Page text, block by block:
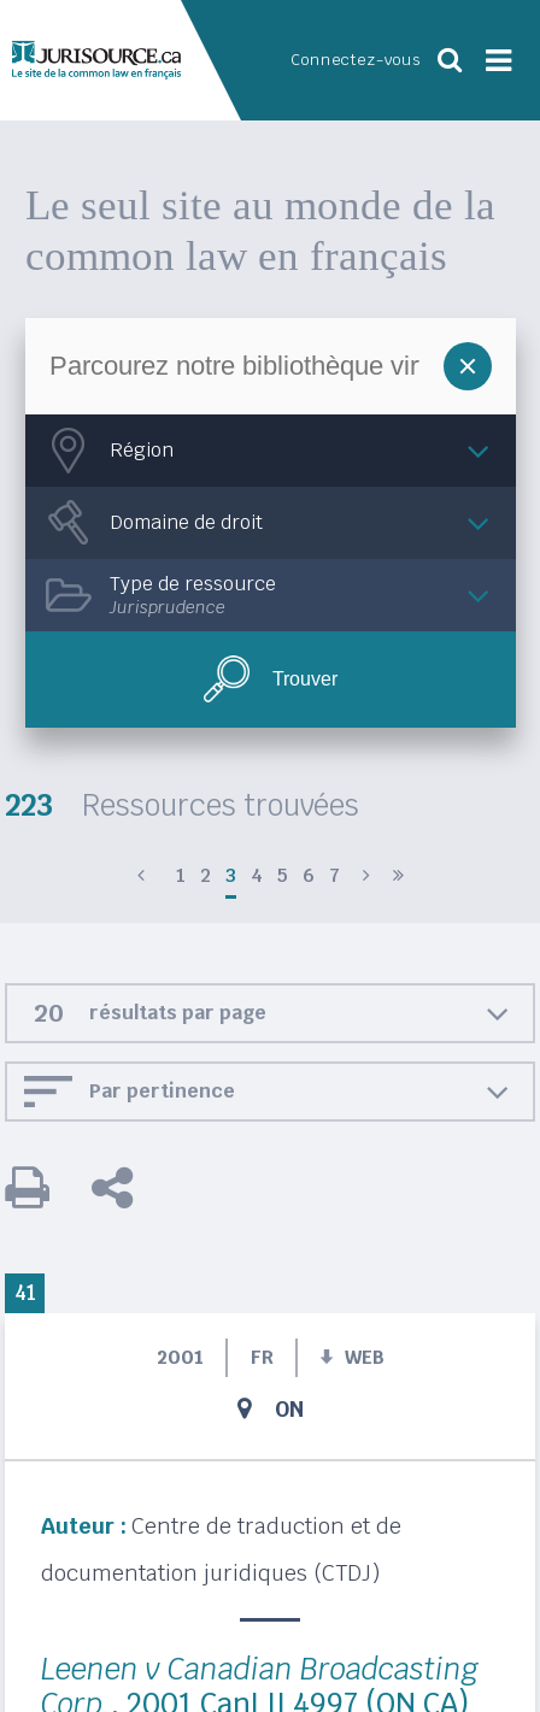
Connectez-vous
Le seul site au monde de la
common law en français
Région
Domaine de droit
Type de ressource
Jurisprudence
Trouver
223 Ressources trouvées
1 2 3 4 5 6 7
résultats par page
Par pertinence
2001 FR WEB
ON
Auteur : Centre de traduction et de
documentation juridiques (CTDJ)
Leenen v Canadian Broadcasting
Corp., 2001 CanLII 4997 (ON CA)
41